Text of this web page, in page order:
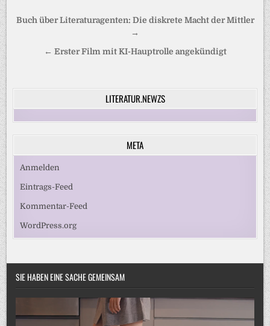
Beitragsnavigation
Buch über Literaturagenten: Die diskrete Macht der Mittler
→
← Erster Film mit KI-Hauptrolle angekündigt
LITERATUR.NEWZS
META
Anmelden
Eintrags-Feed
Kommentar-Feed
WordPress.org
SIE HABEN EINE SACHE GEMEINSAM